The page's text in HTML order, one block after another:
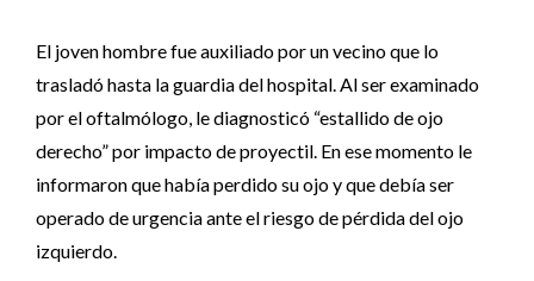
El joven hombre fue auxiliado por un vecino que lo
trasladó hasta la guardia del hospital. Al ser examinado
por el oftalmólogo, le diagnosticó “estallido de ojo
derecho” por impacto de proyectil. En ese momento le
informaron que había perdido su ojo y que debía ser
operado de urgencia ante el riesgo de pérdida del ojo
izquierdo.